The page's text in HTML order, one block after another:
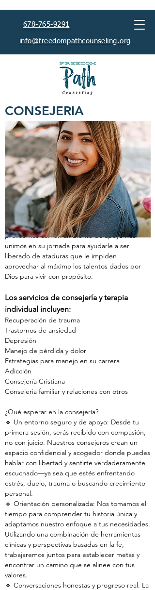
678-765-9291
info@freedompathcounseling.org
CONSEJERIA
Disponible en Español
Tomar la decisión de ir a una consejería es un
paso grande para la mayoría de las personas.
En el mundo digital en el que vivimos hoy, es
difícil encontrar un lugar seguro donde
podamos compartir nuestros más profundos
pensamientos, sentimientos y dificultades.
En Freedom Path Counseling, mientras
proveemos con un ambiente de apoyo nos
unimos en su jornada para ayudarle a ser
liberado de ataduras que le impiden
aprovechar al máximo los talentos dados por
Dios para vivir con propósito.
Los servicios de consejería y terapia
individual incluyen:
Recuperación de trauma
Trastornos de ansiedad
Depresión
Manejo de pérdida y dolor
Estrategias para manejo en su carrera
Adicción
Consejería Cristiana
Consejeria familiar y relaciones con otros
¿Qué esperar en la consejería?
🔹 Un entorno seguro y de apoyo: Desde tu
primera sesión, serás recibido con compasión,
no con juicio. Nuestros consejeros crean un
espacio confidencial y acogedor donde puedes
hablar con libertad y sentirte verdaderamente
escuchado—ya sea que estés enfrentando
estrés, duelo, trauma o buscando crecimiento
personal.
🔹 Orientación personalizada: Nos tomamos el
tiempo para comprender tu historia única y
adaptamos nuestro enfoque a tus necesidades.
Utilizando una combinación de herramientas
clínicas y perspectivas basadas en la fe,
trabajaremos juntos para establecer metas y
encontrar un camino que se alinee con tus
valores.
🔹 Conversaciones honestas y progreso real: La